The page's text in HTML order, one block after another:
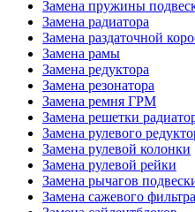
Замена пружины
Замена радиатора
Замена раздаточной
Замена рамы
Замена редуктора
Замена резонатора
Замена ремня ГРМ
Замена решетки
Замена рулевого
Замена рулевой колонки
Замена рулевой рейки
Замена рычагов
Замена сажевого фильтра